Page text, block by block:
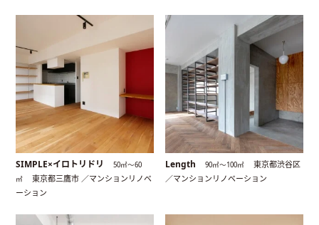
SIMPLE×イロトリドリ
50㎡〜60
㎡
東京都三鷹市 ／マンションリノベ
ーション
Length 90㎡〜100㎡
東京都渋谷区
／マンションリノベーション